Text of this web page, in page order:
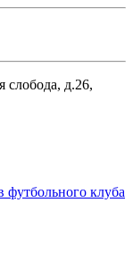
слобода, д.26,